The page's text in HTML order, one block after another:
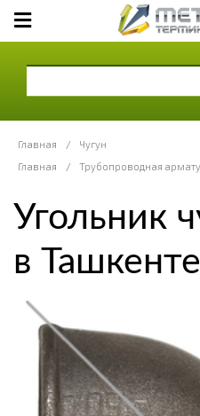
Главная /
Чугун
Главная
/ Трубопроводная
Угольник
в Ташкенте